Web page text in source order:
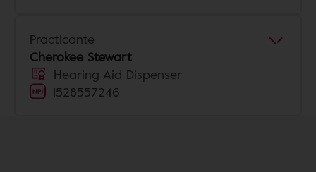
Practicante
Cherokee Stewart
Hearing Aid Dispenser
1528557246